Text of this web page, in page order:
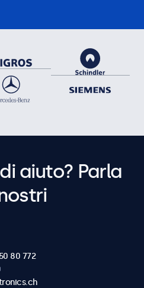
aiuto? Parla
80 772